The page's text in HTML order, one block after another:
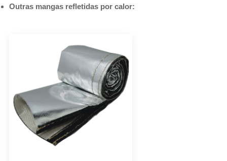
Outras mangas refletidas por calor: